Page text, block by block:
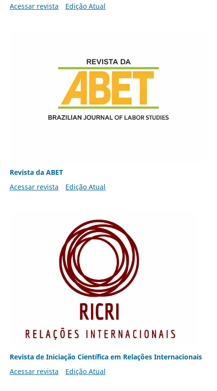
Acessar revista Edição Atual
Revista da ABET
Acessar revista
Edição Atual
Revista de Iniciação Científica em Relações Internacionais
Acessar revista
Edição Atual